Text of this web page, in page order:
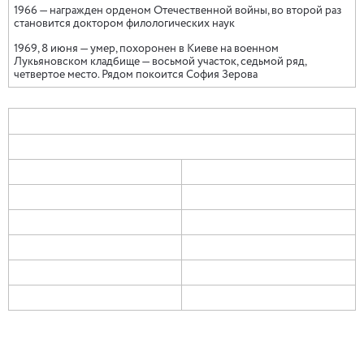
1966 — награжден орденом Отечественной войны, во второй раз
становится доктором филологических наук
1969, 8 июня — умер, похоронен в Киеве на военном
Лукьяновском кладбище — восьмой участок, седьмой ряд,
четвертое место. Рядом покоится София Зерова